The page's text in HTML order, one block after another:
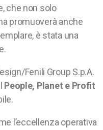
che non solo
promuoverà anche
è stata una
Fenili Group S.p.A.
People, Planet e Profit
l’eccellenza operativa